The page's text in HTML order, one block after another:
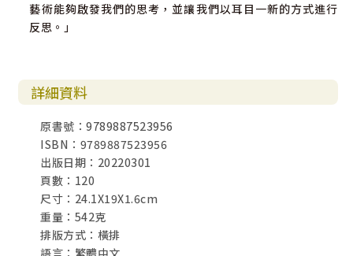
藝術能夠啟發我們的思考，並讓我們以耳目一新的方式進行
反思。」
詳細資料
原書號：9789887523956
ISBN：9789887523956
出版日期：20220301
頁數：120
尺寸：24.1X19X1.6cm
重量：542克
排版方式：橫排